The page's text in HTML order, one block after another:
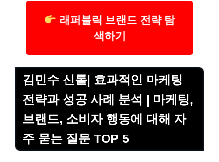
래퍼블릭 브랜드 전략 탐
색하기
김민수 신톨| 효과적인 마케팅
전략과 성공 사례 분석 | 마케팅,
브랜드, 소비자 행동에 대해 자
주 묻는 질문 TOP 5